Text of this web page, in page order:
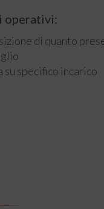
operativi:
di quanto
su specifico incarico